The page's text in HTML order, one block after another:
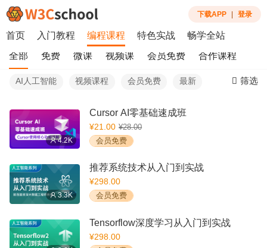
下载APP 登录
首页 入门教程 编程课程 特色实战 畅学全站
全部 免费 微课 视频课 会员免费 合作课程
AI人工智能 视频课程 会员免费 最新 筛选
4.2K
Cursor AI零基础速成班
¥21.00 ¥28.00
会员免费
3.3K
推荐系统技术从入门到实战
¥298.00
会员免费
Tensorflow深度学习从入门到实战
¥298.00